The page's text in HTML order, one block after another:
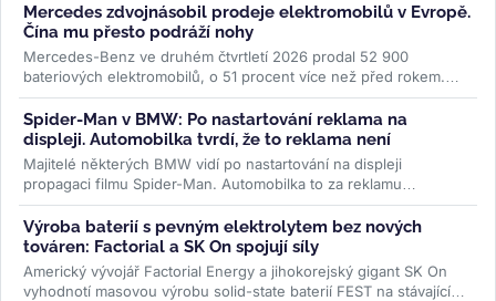
Mercedes zdvojnásobil prodeje elektromobilů v Evropě.
Čína mu přesto podráží nohy
Mercedes-Benz ve druhém čtvrtletí 2026 prodal 52 900
bateriových elektromobilů, o 51 procent více než před rokem.
Evropa rostla o 87 procent...>>
Spider-Man v BMW: Po nastartování reklama na
displeji. Automobilka tvrdí, že to reklama není
Majitelé některých BMW vidí po nastartování na displeji
propagaci filmu Spider-Man. Automobilka to za reklamu
nepovažuje, řidiči ale mluví...>>
Výroba baterií s pevným elektrolytem bez nových
továren: Factorial a SK On spojují síly
Americký vývojář Factorial Energy a jihokorejský gigant SK On
vyhodnotí masovou výrobu solid-state baterií FEST na stávajících